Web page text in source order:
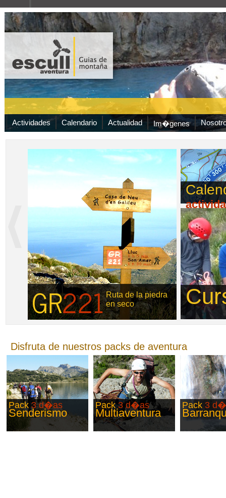
Actividades Calendario Actualidad Im�genes
Ruta de la piedra
en seco
Disfruta de nuestros packs de aventura
Pack3 d�as
Senderismo
Pack3 d�as
Multiaventura
Pack 3